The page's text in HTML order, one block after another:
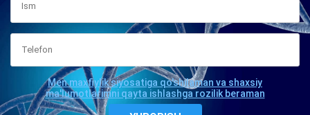
Men maxfiylik siyosatiga qo'shilaman va shaxsiy
ma'lumotlarimni qayta ishlashga rozilik beraman